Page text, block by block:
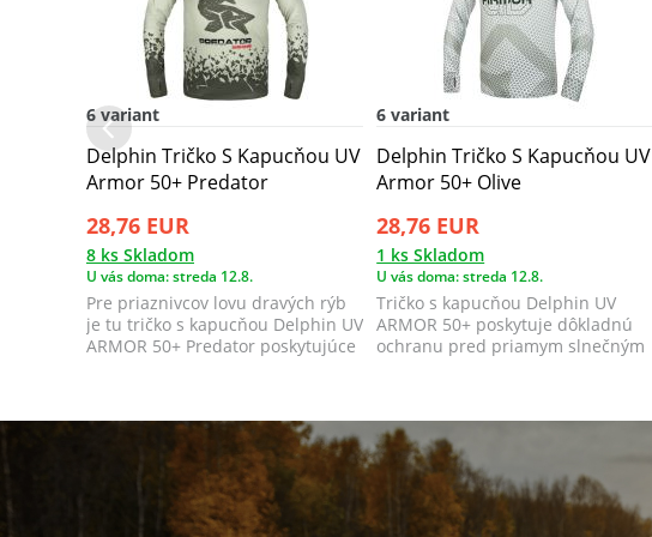
6 variant
Delphin Tričko S Kapucňou UV
Armor 50+ Predator
28,76 EUR
8 ks Skladom
U vás doma: streda 12.8.
Pre priaznivcov lovu dravých rýb
je tu tričko s kapucňou Delphin UV
ARMOR 50+ Predator poskytujúce
6 variant
Delphin Tričko S Kapucňou UV
Armor 50+ Olive
28,76 EUR
1 ks Skladom
U vás doma: streda 12.8.
Tričko s kapucňou Delphin UV
ARMOR 50+ poskytuje dôkladnú
ochranu pred priamym slnečným